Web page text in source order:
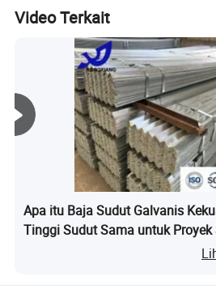
berlapis warna hadir dengan
hidup untuk meningkatkan daya
Jika Anda memiliki kebutuhan,
Video Terkait
Apa itu Baja Sudut Galvanis
Tinggi Sudut Sama untuk